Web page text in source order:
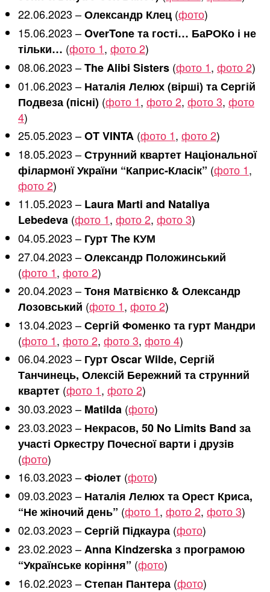
22.06.2023 –Олександр Клец (фото)
15.06.2023 –OverTone та гості… БаРОКо і не
тільки… (фото 1, фото 2)
08.06.2023 –The Alibi Sisters (фото 1, фото 2)
01.06.2023 – Наталія Лелюх (вірші) та Сергій
Подвеза (пісні) (фото 1, фото 2, фото 3, фото
4)
25.05.2023 –OT VINTA (фото 1, фото 2)
18.05.2023 –Струнний квартет Національної
філармонї України “Каприс-Класік” (фото 1,
фото 2)
11.05.2023 – Laura Marti and Nataliya
Lebedeva (фото 1, фото 2, фото 3)
04.05.2023 – Гурт The КУМ
27.04.2023 –Олександр Положинський
(фото 1, фото 2)
20.04.2023 –Тоня Матвієнко & Олександр
Лозовський (фото 1, фото 2)
13.04.2023 –Сергій Фоменко та гурт Мандри
(фото 1, фото 2, фото 3, фото 4)
06.04.2023 – Гурт Oscar Wilde, Сергій
Танчинець, Олексій Бережний та струнний
квартет (фото 1, фото 2)
30.03.2023 – Matilda (фото)
23.03.2023 – Некрасов, 50 No Limits Band за
участі Оркестру Почесної варти і друзів
(фото)
16.03.2023 –Фіолет (фото)
09.03.2023 – Наталія Лелюх та Орест Криса,
“Не жіночий день” (фото 1, фото 2, фото 3)
02.03.2023 –Сергій Підкаура (фото)
23.02.2023 –Anna Kindzerska з програмою
“Українське коріння” (фото)
16.02.2023 –Степан Пантера (фото)